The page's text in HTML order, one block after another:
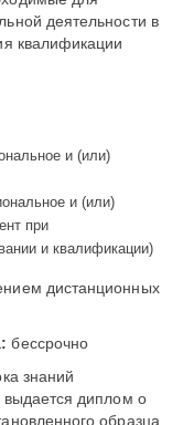
деятельности в
квалификации
и (или)
и (или)
при
и квалификации)
дистанционных
бессрочно
знаний
выдается диплом о
образца